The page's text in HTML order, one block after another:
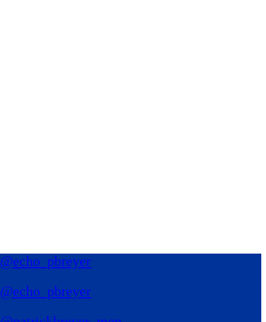
@echo_pbreyer
@echo_pbreyer